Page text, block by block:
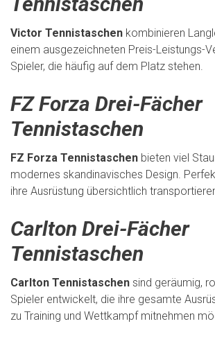
Victor Tennistaschen kombinieren
einem ausgezeichneten Preis-Leistungs-
Spieler, die häufig auf dem Platz stehen.
FZ Forza Drei-Fächer
Tennistaschen
FZ Forza Tennistaschen bieten viel
modernes skandinavisches Design.
ihre Ausrüstung übersichtlich
Carlton Drei-Fächer
Tennistaschen
Carlton Tennistaschen sind geräumig,
Spieler entwickelt, die ihre gesamte
zu Training und Wettkampf mitnehmen